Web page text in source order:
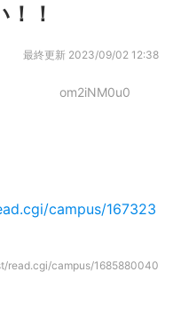
！
最終更新 2023/09/02 12:38
om2iNM0u0
campus/167323
read.cgi/campus/1685880040